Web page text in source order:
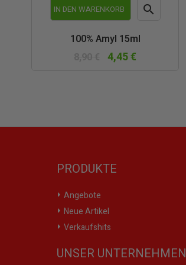
IN DEN WARENKORB 
100% Amyl 15ml
4,45 €
PRODUKTE
Angebote
Neue Artikel
Verkaufshits
UNSER UNTERNEHMEN